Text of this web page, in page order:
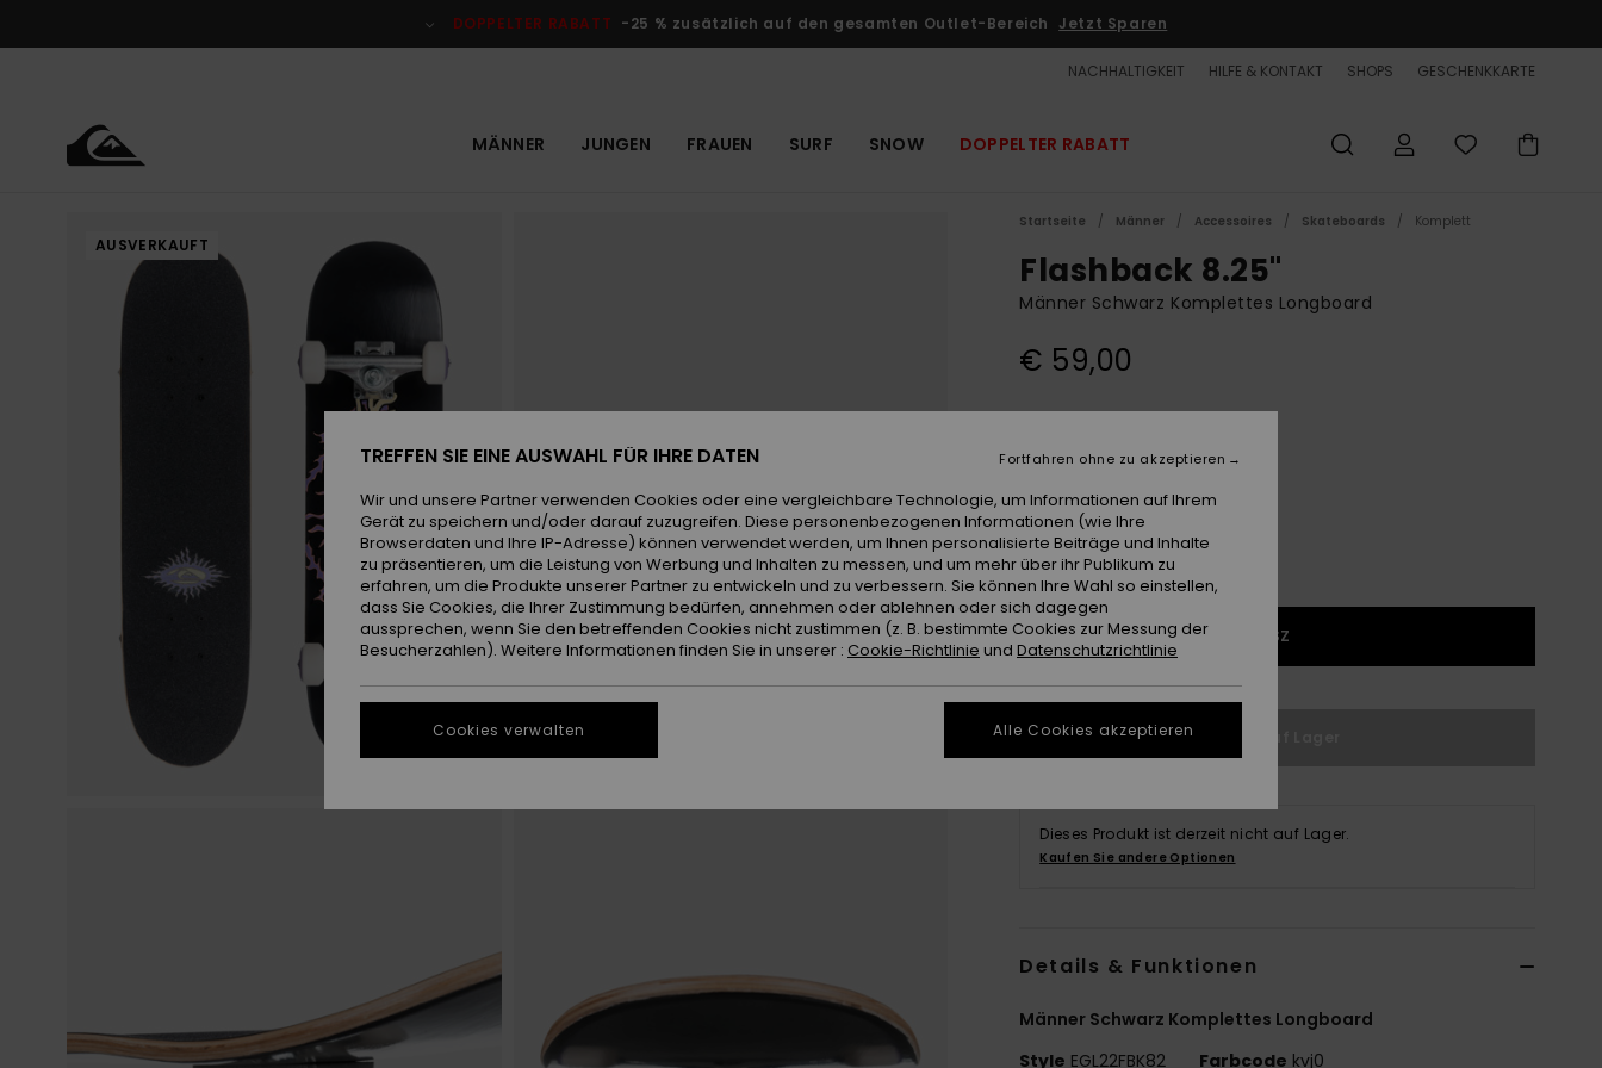
DOPPELTER RABATT -25 % zusätzlich auf den gesamten Outlet-Bereich Jetzt Sparen
NACHHALTIGKEIT HILFE & KONTAKT SHOPS GESCHENKKARTE
MÄNNER JUNGEN FRAUEN SURF SNOW DOPPELTER RABATT
AUSVERKAUFT
Startseite Männer Accessoires Skateboards Komplett
Flashback 8.25"
Männer Schwarz Komplettes Longboard
€ 59,00
1SZ
Dieses Produkt ist derzeit nicht auf Lager.
Kaufen Sie andere Optionen
Details & Funktionen
Männer Schwarz Komplettes Longboard
Style EGL22FBK82 Farbcode kvj0
TREFFEN SIE EINE AUSWAHL FÜR IHRE DATEN
Wir und unsere Partner verwenden Cookies oder eine vergleichbare Technologie, um Informationen auf Ihrem
Gerät zu speichern und/oder darauf zuzugreifen. Diese personenbezogenen Informationen (wie Ihre
Browserdaten und Ihre IP-Adresse) können verwendet werden, um Ihnen personalisierte Beiträge und Inhalte
zu präsentieren, um die Leistung von Werbung und Inhalten zu messen, und um mehr über ihr Publikum zu
erfahren, um die Produkte unserer Partner zu entwickeln und zu verbessern. Sie können Ihre Wahl so einstellen,
dass Sie Cookies, die Ihrer Zustimmung bedürfen, annehmen oder ablehnen oder sich dagegen
aussprechen, wenn Sie den betreffenden Cookies nicht zustimmen (z. B. bestimmte Cookies zur Messung der
Besucherzahlen). Weitere Informationen finden Sie in unserer : Cookie-Richtlinie und Datenschutzrichtlinie
Cookies verwalten
Fortfahren ohne zu akzeptieren
Alle Cookies akzeptieren